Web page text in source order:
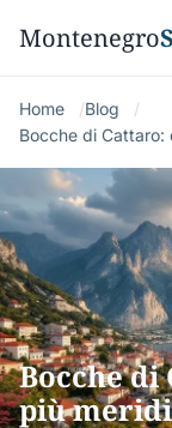
Montenegro
Home
Blog
Bocche di Cattaro:
Bocche
più